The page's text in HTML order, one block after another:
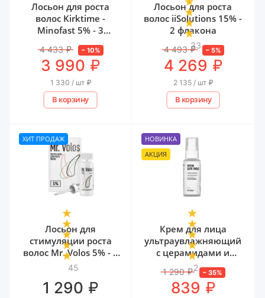
Лосьон для роста
волос Kirktime -
Minofast 5% - 3
флакона
4 433 ₽ – 10%
3 990 ₽
1 330 / шт ₽
В корзину
33
Лосьон для роста
волос iiSolutions 15% -
2 флакона
4 493 ₽ – 5%
4 269 ₽
2 135 / шт ₽
В корзину
ХИТ ПРОДАЖ
45
Лосьон для
стимуляции роста
волос Mr. Volos 5% - 1
флакон
1 290 ₽
НОВИНКА
АКЦИЯ
2
Крем для лица
ультраувлажняющий
с церамидами и
мочевиной Mr. Volos,
50 мл
1 290 ₽ – 35%
839 ₽